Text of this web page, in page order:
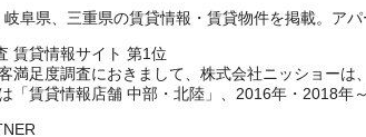
阜県、三重県の賃貸情報・賃貸物件を掲載。ア
満足度調査におきまして、株式会社ニッショー
「賃貸情報店舗 中部・北陸」、2016年・2018年